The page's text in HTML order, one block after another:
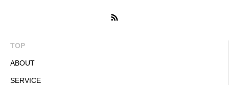
TOP
ABOUT
SERVICE